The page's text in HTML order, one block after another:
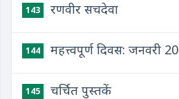
143 रणवीर सचदेवा
144 महत्त्वपूर्ण दिवस: जनवरी
145 चर्चित पुस्तकें